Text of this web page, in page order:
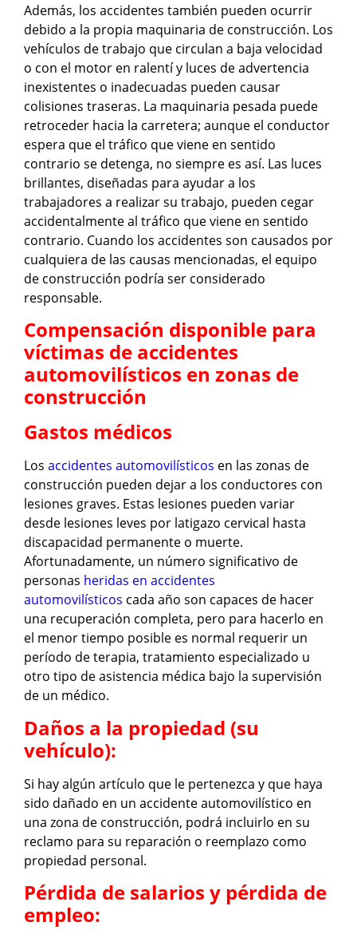
Además, los accidentes también pueden ocurrir
debido a la propia maquinaria de construcción. Los
vehículos de trabajo que circulan a baja velocidad
o con el motor en ralentí y luces de advertencia
inexistentes o inadecuadas pueden causar
colisiones traseras. La maquinaria pesada puede
retroceder hacia la carretera; aunque el conductor
espera que el tráfico que viene en sentido
contrario se detenga, no siempre es así. Las luces
brillantes, diseñadas para ayudar a los
trabajadores a realizar su trabajo, pueden cegar
accidentalmente al tráfico que viene en sentido
contrario. Cuando los accidentes son causados ​​por
cualquiera de las causas mencionadas, el equipo
de construcción podría ser considerado
responsable.
Compensación disponible para
víctimas de accidentes
automovilísticos en zonas de
construcción
Gastos médicos
Los accidentes automovilísticos en las zonas de
construcción pueden dejar a los conductores con
lesiones graves. Estas lesiones pueden variar
desde lesiones leves por latigazo cervical hasta
discapacidad permanente o muerte.
Afortunadamente, un número significativo de
personas heridas en accidentes
automovilísticos cada año son capaces de hacer
una recuperación completa, pero para hacerlo en
el menor tiempo posible es normal requerir un
período de terapia, tratamiento especializado u
otro tipo de asistencia médica bajo la supervisión
de un médico.
Daños a la propiedad (su
vehículo):
Si hay algún artículo que le pertenezca y que haya
sido dañado en un accidente automovilístico en
una zona de construcción, podrá incluirlo en su
reclamo para su reparación o reemplazo como
propiedad personal.
Pérdida de salarios y pérdida de
empleo: